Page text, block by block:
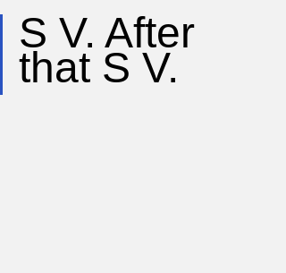
S V. After
that S V.